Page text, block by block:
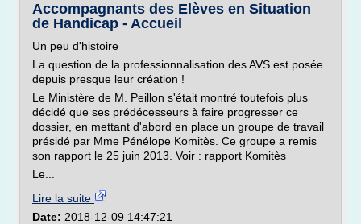
Accompagnants des Elèves en Situation
de Handicap - Accueil
Un peu d'histoire
La question de la professionnalisation des AVS est posée
depuis presque leur création !
Le Ministère de M. Peillon s'était montré toutefois plus
décidé que ses prédécesseurs à faire progresser ce
dossier, en mettant d'abord en place un groupe de travail
présidé par Mme Pénélope Komitès. Ce groupe a remis
son rapport le 25 juin 2013. Voir : rapport Komitès
Le...
Lire la suite
Date: 2018-12-09 14:47:21